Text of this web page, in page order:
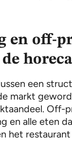
en off-
horeca
een
markt
Off-
en alle eten
het